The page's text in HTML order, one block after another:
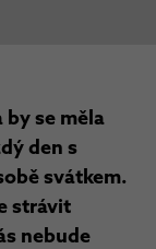
by se měla
den s
svátkem.
strávit
nebude